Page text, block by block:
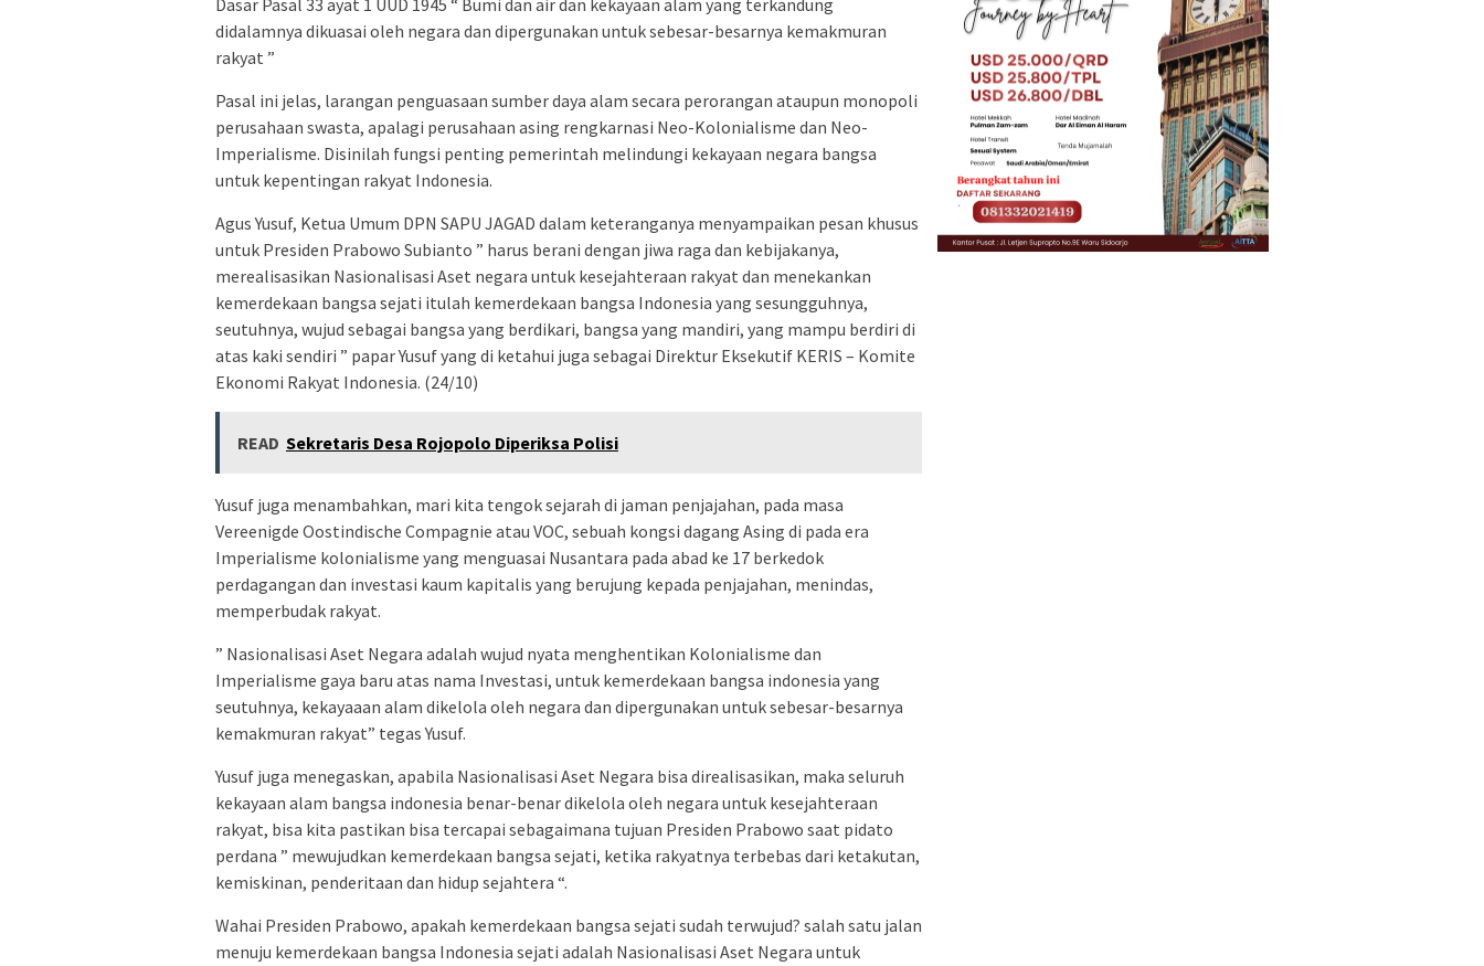
Dasar Pasal 33 ayat 1 UUD 1945 “ Bumi dan air dan kekayaan alam yang terkandung
didalamnya dikuasai oleh negara dan dipergunakan untuk sebesar-besarnya kemakmuran
rakyat ”
Pasal ini jelas, larangan penguasaan sumber daya alam secara perorangan ataupun monopoli
perusahaan swasta, apalagi perusahaan asing rengkarnasi Neo-Kolonialisme dan Neo-
Imperialisme. Disinilah fungsi penting pemerintah melindungi kekayaan negara bangsa
untuk kepentingan rakyat Indonesia.
Agus Yusuf, Ketua Umum DPN SAPU JAGAD dalam keteranganya menyampaikan pesan khusus
untuk Presiden Prabowo Subianto ” harus berani dengan jiwa raga dan kebijakanya,
merealisasikan Nasionalisasi Aset negara untuk kesejahteraan rakyat dan menekankan
kemerdekaan bangsa sejati itulah kemerdekaan bangsa Indonesia yang sesungguhnya,
seutuhnya, wujud sebagai bangsa yang berdikari, bangsa yang mandiri, yang mampu berdiri di
atas kaki sendiri ” papar Yusuf yang di ketahui juga sebagai Direktur Eksekutif KERIS – Komite
Ekonomi Rakyat Indonesia. (24/10)
READ Sekretaris Desa Rojopolo Diperiksa Polisi
Yusuf juga menambahkan, mari kita tengok sejarah di jaman penjajahan, pada masa
Vereenigde Oostindische Compagnie atau VOC, sebuah kongsi dagang Asing di pada era
Imperialisme kolonialisme yang menguasai Nusantara pada abad ke 17 berkedok
perdagangan dan investasi kaum kapitalis yang berujung kepada penjajahan, menindas,
memperbudak rakyat.
” Nasionalisasi Aset Negara adalah wujud nyata menghentikan Kolonialisme dan
Imperialisme gaya baru atas nama Investasi, untuk kemerdekaan bangsa indonesia yang
seutuhnya, kekayaaan alam dikelola oleh negara dan dipergunakan untuk sebesar-besarnya
kemakmuran rakyat” tegas Yusuf.
Yusuf juga menegaskan, apabila Nasionalisasi Aset Negara bisa direalisasikan, maka seluruh
kekayaan alam bangsa indonesia benar-benar dikelola oleh negara untuk kesejahteraan
rakyat, bisa kita pastikan bisa tercapai sebagaimana tujuan Presiden Prabowo saat pidato
perdana ” mewujudkan kemerdekaan bangsa sejati, ketika rakyatnya terbebas dari ketakutan,
kemiskinan, penderitaan dan hidup sejahtera “.
Wahai Presiden Prabowo, apakah kemerdekaan bangsa sejati sudah terwujud? salah satu jalan
menuju kemerdekaan bangsa Indonesia sejati adalah Nasionalisasi Aset Negara untuk